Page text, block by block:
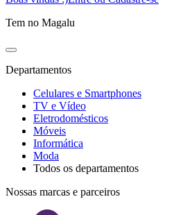
Tem no Magalu
Departamentos
Celulares e Smartphones
TV e Vídeo
Eletrodomésticos
Móveis
Informática
Moda
Todos os departamentos
Nossas marcas e parceiros